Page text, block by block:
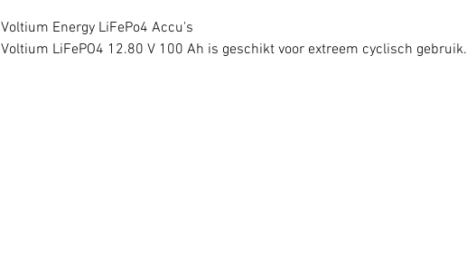
Voltium Energy LiFePo4 Accu's
Voltium LiFePO4 12.80 V 100 Ah is geschikt voor extreem cyclisch gebruik.